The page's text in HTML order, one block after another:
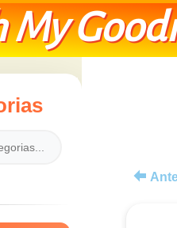
My